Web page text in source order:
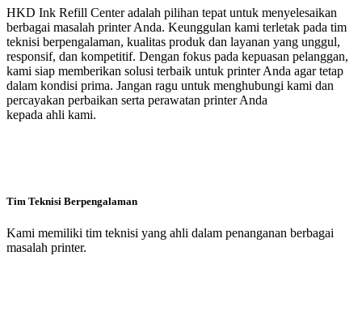
HKD Ink Refill Center adalah pilihan tepat untuk menyelesaikan
berbagai masalah printer Anda. Keunggulan kami terletak pada tim
teknisi berpengalaman, kualitas produk dan layanan yang unggul,
responsif, dan kompetitif. Dengan fokus pada kepuasan pelanggan,
kami siap memberikan solusi terbaik untuk printer Anda agar tetap
dalam kondisi prima. Jangan ragu untuk menghubungi kami dan
percayakan perbaikan serta perawatan printer Anda
kepada ahli kami.
Tim Teknisi Berpengalaman
Kami memiliki tim teknisi yang ahli dalam penanganan berbagai
masalah printer.